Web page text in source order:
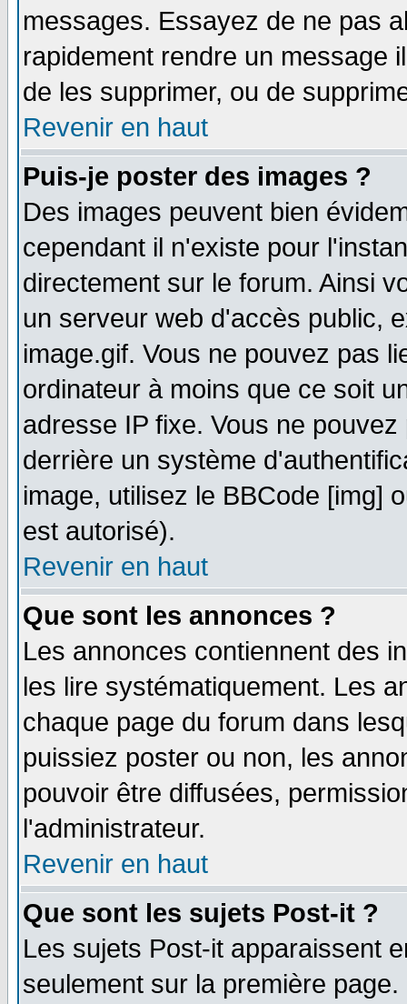
messages. Essayez de ne pas
rapidement rendre un message
de les supprimer, ou de
Revenir en haut
Puis-je poster des images ?
Des images peuvent bien
cependant il n'existe pour
directement sur le forum. Ainsi
un serveur web d'accès public,
image.gif. Vous ne pouvez pas
ordinateur à moins que ce soit
adresse IP fixe. Vous ne
derrière un système
image, utilisez le BBCode [img]
est autorisé).
Revenir en haut
Que sont les annonces ?
Les annonces contiennent des
les lire systématiquement. Les
chaque page du forum dans
puissiez poster ou non, les
pouvoir être diffusées,
l'administrateur.
Revenir en haut
Que sont les sujets Post-it ?
Les sujets Post-it apparaissent
seulement sur la première